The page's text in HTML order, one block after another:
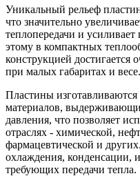
Уникальный рельеф
что значительно
теплопередачи и
этому в компактных
конструкцией достигается
при малых габаритах и весе.
Пластины
материалов,
давления, что позволяет
отраслях - химической,
фармацевтической и
охлаждения, конденсации,
требующих передачи тепла.